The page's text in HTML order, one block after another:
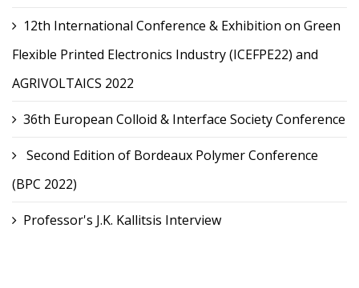
12th International Conference & Exhibition on Green
Flexible Printed Electronics Industry (ICEFPE22) and
AGRIVOLTAICS 2022
36th European Colloid & Interface Society Conference
Second Edition of Bordeaux Polymer Conference
(BPC 2022)
Professor's J.K. Kallitsis Interview